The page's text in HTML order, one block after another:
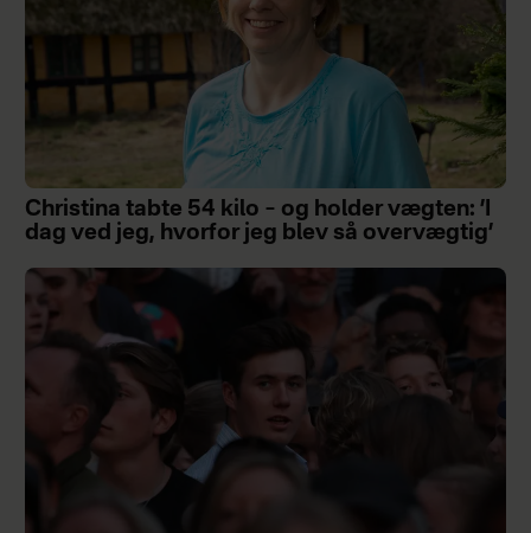
Christina tabte 54 kilo – og holder vægten: ’I
dag ved jeg, hvorfor jeg blev så overvægtig’